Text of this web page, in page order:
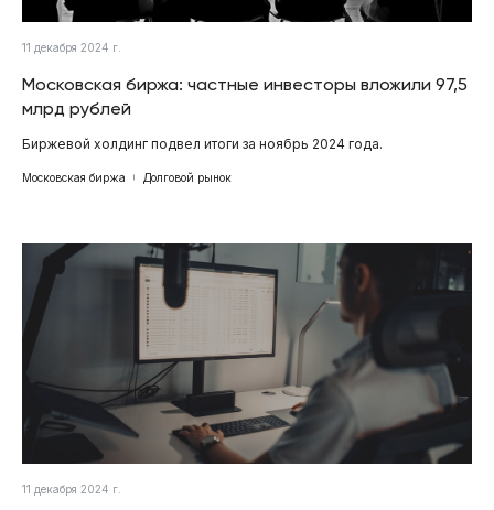
11 декабря 2024 г.
Московская биржа: частные инвесторы вложили 97,5
млрд рублей
Биржевой холдинг подвел итоги за ноябрь 2024 года.
Московская биржа Долговой рынок
11 декабря 2024 г.